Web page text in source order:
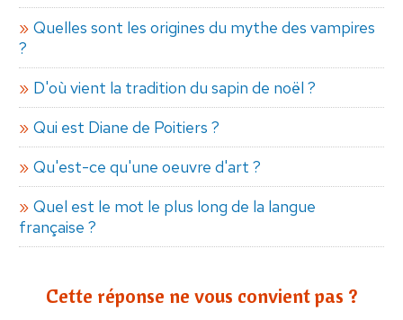
Quelles sont les origines du mythe des vampires
?
D'où vient la tradition du sapin de noël ?
Qui est Diane de Poitiers ?
Qu'est-ce qu'une oeuvre d'art ?
Quel est le mot le plus long de la langue
française ?
Cette réponse ne vous convient pas ?